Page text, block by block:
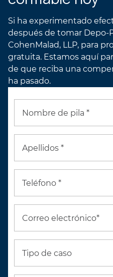
Si ha experimentado
después de tomar Depo-
CohenMalad, LLP, para
gratuita. Estamos aquí
de que reciba una
ha pasado.
Nombre de pila *
Apellidos *
Teléfono *
Correo electrónico*
Tipo de caso